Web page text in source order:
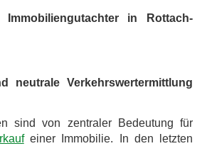
Immobiliengutachter in Rottach-
neutrale Verkehrswertermittlung
sind von zentraler Bedeutung für
einer Immobilie. In den letzten